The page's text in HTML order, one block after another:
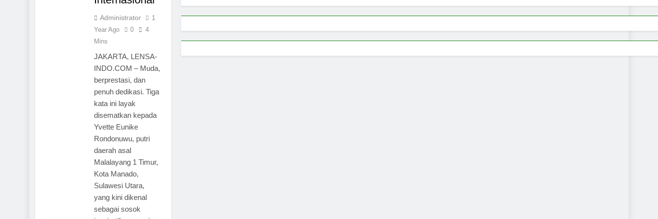
Administrator
1
Year Ago
0
4
Mins
JAKARTA, LENSA-
INDO.COM – Muda,
berprestasi, dan
penuh dedikasi. Tiga
kata ini layak
disematkan kepada
Yvette Eunike
Rondonuwu, putri
daerah asal
Malalayang 1 Timur,
Kota Manado,
Sulawesi Utara,
yang kini dikenal
sebagai sosok